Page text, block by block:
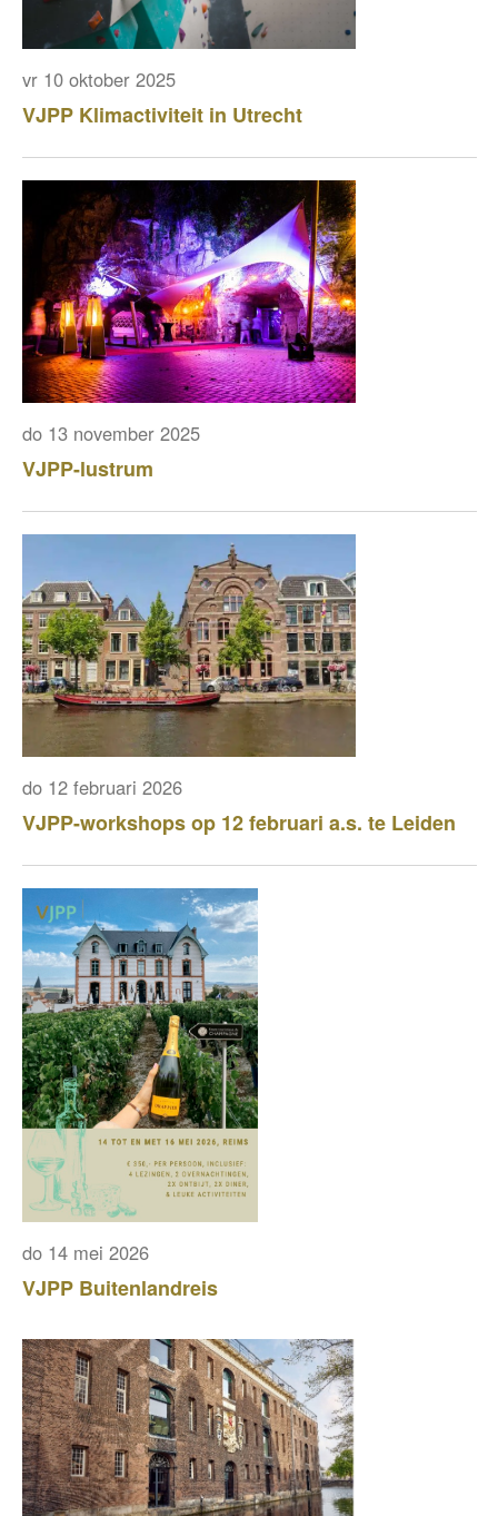
vr 10 oktober 2025
VJPP Klimactiviteit in Utrecht
do 13 november 2025
VJPP-lustrum
do 12 februari 2026
VJPP-workshops op 12 februari a.s. te Leiden
do 14 mei 2026
VJPP Buitenlandreis